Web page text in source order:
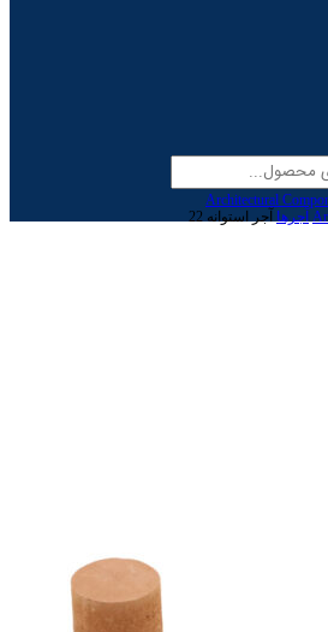
آجرها آجر استوانه 22